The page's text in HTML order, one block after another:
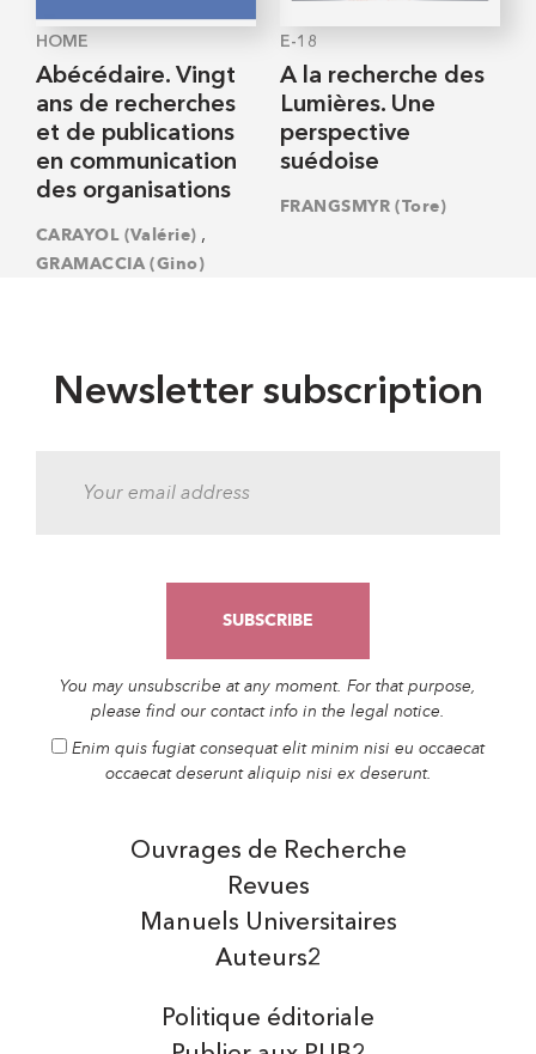
HOME
Abécédaire. Vingt
ans de recherches
et de publications
en communication
des organisations
CARAYOL (Valérie) ,
GRAMACCIA (Gino)
E-18
A la recherche des
Lumières. Une
perspective
suédoise
FRANGSMYR (Tore)
Newsletter subscription
You may unsubscribe at any moment. For that purpose,
please find our contact info in the legal notice.
Enim quis fugiat consequat elit minim nisi eu occaecat
occaecat deserunt aliquip nisi ex deserunt.
Auteurs2
Manuels Universitaires
Ouvrages de Recherche
Revues
Politique éditoriale